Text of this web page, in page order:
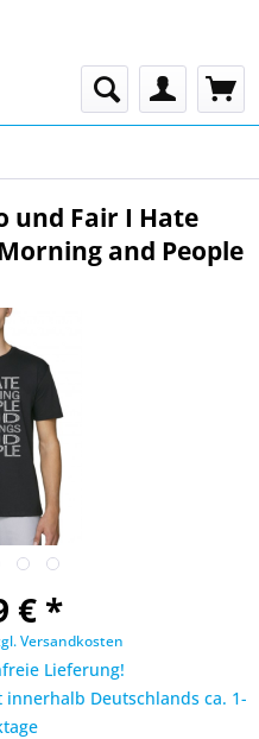
und Fair I Hate
and People
€ *
Versandkosten
Lieferung!
Deutschlands ca. 1-